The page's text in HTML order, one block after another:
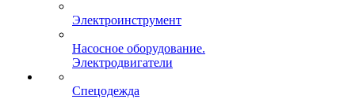
Электроинструмент
Насосное оборудование.
Электродвигатели
Спецодежда